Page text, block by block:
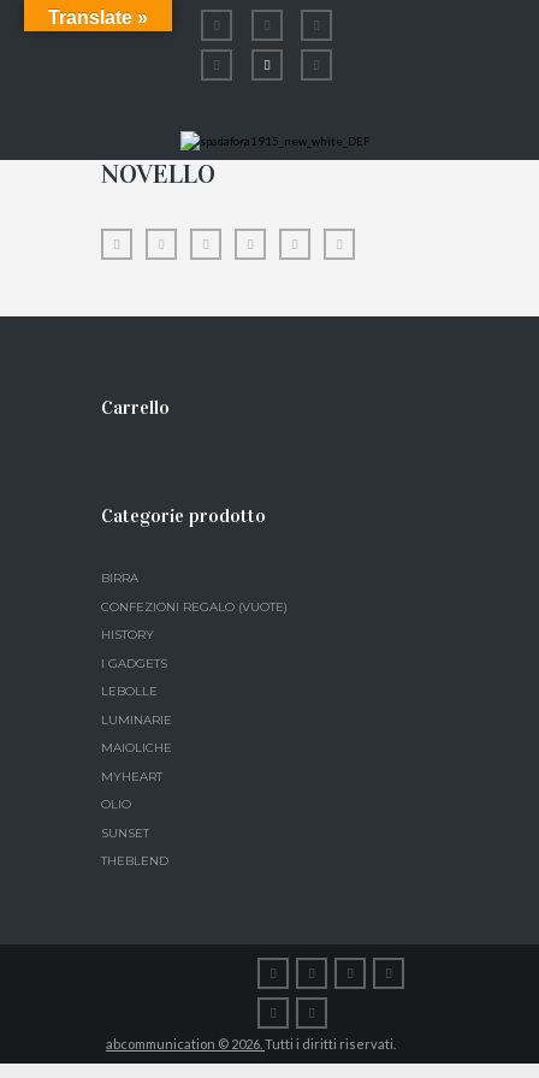
NOVELLO
Carrello
Categorie prodotto
BIRRA
CONFEZIONI REGALO (VUOTE)
HISTORY
I GADGETS
LEBOLLE
LUMINARIE
MAIOLICHE
MYHEART
OLIO
SUNSET
THEBLEND
abcommunication © 2026. Tutti i diritti riservati.
Translate »